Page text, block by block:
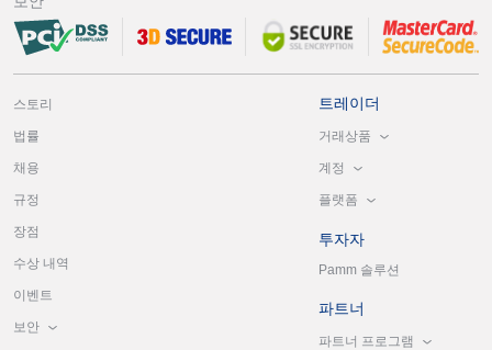
스토리
법률
채용
규정
장점
수상 내역
이벤트
보안
트레이더
거래상품
계정
플랫폼
투자자
Pamm 솔루션
파트너
파트너 프로그램